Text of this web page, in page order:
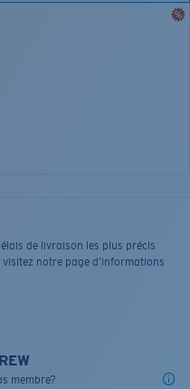
de livraison les plus précis
notre page d’informations
membre?